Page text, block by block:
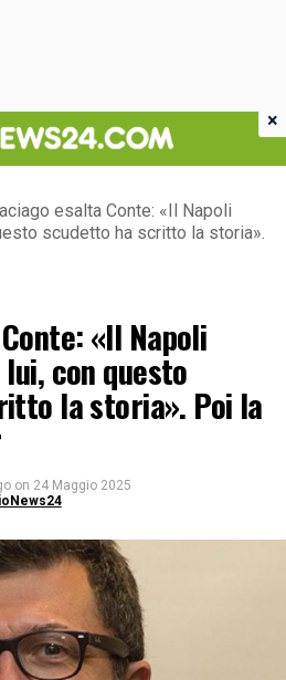
esalta Conte: «Il Napoli
scudetto ha scritto la storia».
«Il Napoli
con questo
la storia». Poi la
on 24 Maggio 2025
×